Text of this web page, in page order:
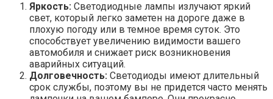
Яркость: Светодиодные лампы излучают яркий
свет, который легко заметен на дороге даже в
плохую погоду или в темное время суток. Это
способствует увеличению видимости вашего
автомобиля и снижает риск возникновения
аварийных ситуаций.
Долговечность: Светодиоды имеют длительный
срок службы, поэтому вы не придется часто менять